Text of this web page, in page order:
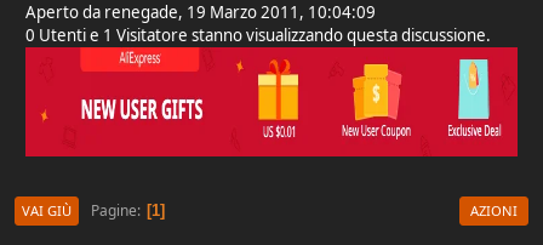
Aperto da renegade, 19 Marzo 2011, 10:04:09
0 Utenti e 1 Visitatore stanno visualizzando questa discussione.
VAI GIÙ Pagine 1 AZIONI